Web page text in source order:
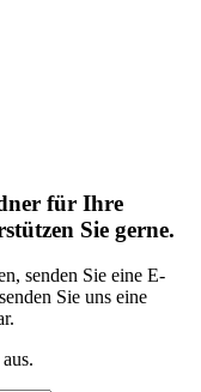
für Ihre
Sie gerne.
senden Sie eine E-
Sie uns eine